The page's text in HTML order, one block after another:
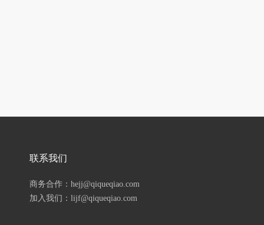
联系我们
商务合作：hejj@qiqueqiao.com
加入我们：lijf@qiqueqiao.com